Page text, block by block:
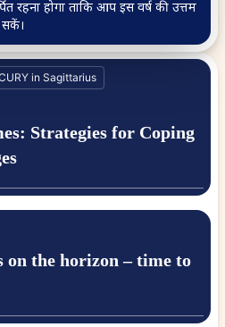
in Sagittarius
Strategies for Coping
on the horizon – time to
रहना होगा ताकि आप इस वर्ष की उत्तम